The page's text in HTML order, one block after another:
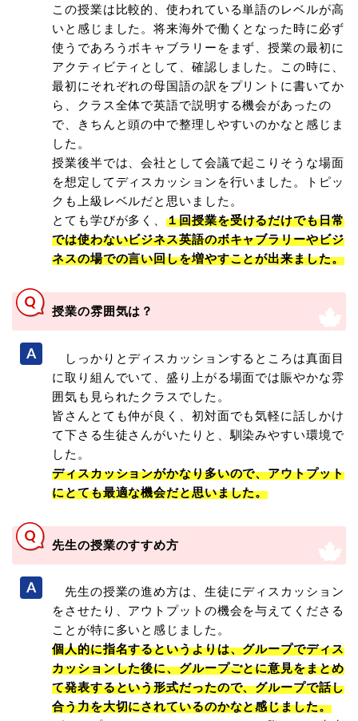
この授業は比較的、使われている単語のレベルが高
いと感じました。将来海外で働くとなった時に必ず
使うであろうボキャブラリーをまず、授業の最初に
アクティビティとして、確認しました。この時に、
最初にそれぞれの母国語の訳をプリントに書いてか
ら、クラス全体で英語で説明する機会があったの
で、きちんと頭の中で整理しやすいのかなと感じま
した。
授業後半では、会社として会議で起こりそうな場面
を想定してディスカッションを行いました。トピッ
クも上級レベルだと思いました。
とても学びが多く、１回授業を受けるだけでも日常
では使わないビジネス英語のボキャブラリーやビジ
ネスの場での言い回しを増やすことが出来ました。
授業の雰囲気は？
しっかりとディスカッションするところは真面目
に取り組んでいて、盛り上がる場面では賑やかな雰
囲気も見られたクラスでした。
皆さんとても仲が良く、初対面でも気軽に話しかけ
て下さる生徒さんがいたりと、馴染みやすい環境で
した。
ディスカッションがかなり多いので、アウトプット
にとても最適な機会だと思いました。
先生の授業のすすめ方
先生の授業の進め方は、生徒にディスカッション
をさせたり、アウトプットの機会を与えてくださる
ことが特に多いと感じました。
個人的に指名するというよりは、グループでディス
カッションした後に、グループごとに意見をまとめ
て発表するという形式だったので、グループで話し
合う力を大切にされているのかなと感じました。